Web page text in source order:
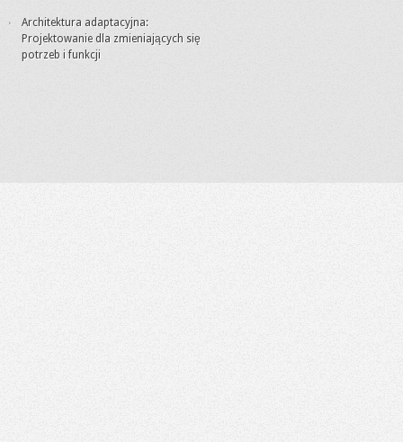
Architektura adaptacyjna:
Projektowanie dla zmieniających się
potrzeb i funkcji